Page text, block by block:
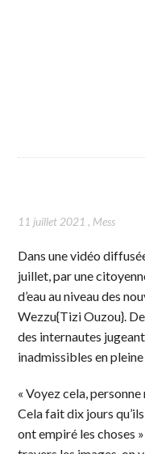
11 juillet 2021 , Mess
Dans une vidéo
juillet, par une
d’eau au niveau des
Wezzu{Tizi Ouzou}.
des internautes
inadmissibles en
« Voyez cela,
Cela fait dix jours
ont empiré les choses